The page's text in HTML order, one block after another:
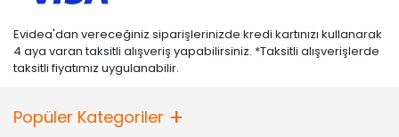
Evidea'dan vereceğiniz siparişlerinizde kredi kartınızı kullanarak
4 aya varan taksitli alışveriş yapabilirsiniz. *Taksitli alışverişlerde
taksitli fiyatımız uygulanabilir.
Popüler Kategoriler